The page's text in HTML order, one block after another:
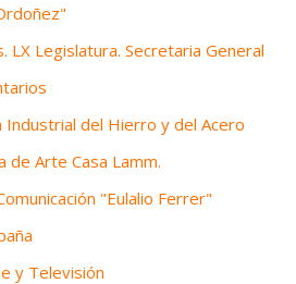
LX Legislatura. Secretaria General
Industrial del Hierro y del Acero
de Arte Casa Lamm.
"Eulalio Ferrer"
y Televisión